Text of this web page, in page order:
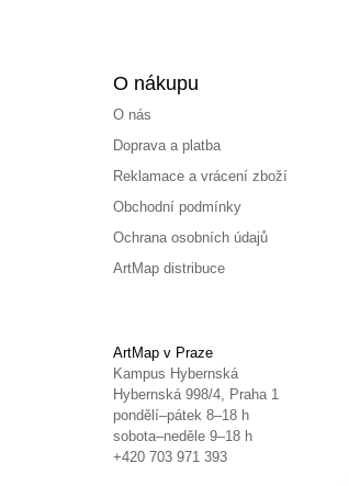
O nákupu
O nás
Doprava a platba
Reklamace a vrácení zboží
Obchodní podmínky
Ochrana osobních údajů
ArtMap distribuce
ArtMap v Praze
Kampus Hybernská
Hybernská 998/4, Praha 1
pondělí–pátek 8–18 h
sobota–neděle 9–18 h
+420 703 971 393